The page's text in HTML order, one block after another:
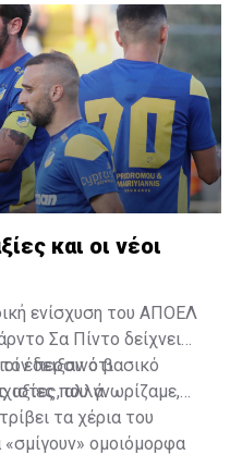
και οι νέοι
ενίσχυση του ΑΠΟΕΛ
Σα Πίντο δείχνει
περσινό βασικό
αλλά
έδειξαν ότι
αξίες που γνωρίζαμε,
τα χέρια του
ομοιόμορφα